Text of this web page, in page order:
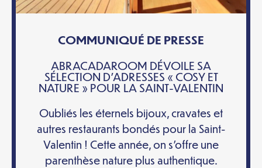
COMMUNIQUÉ DE PRESSE
ABRACADAROOM DÉVOILE SA
SÉLECTION D’ADRESSES « COSY ET
NATURE » POUR LA SAINT-VALENTIN
Oubliés les éternels bijoux, cravates et
autres restaurants bondés pour la Saint-
Valentin ! Cette année, on s’offre une
parenthèse nature plus authentique.